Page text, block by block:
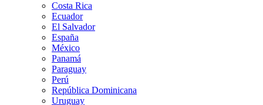
Costa Rica
Ecuador
El Salvador
España
México
Panamá
Paraguay
Perú
República Dominicana
Uruguay